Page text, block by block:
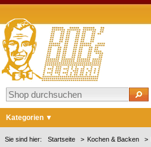
Kategorien
Markenshops
Sie sind hier: Startseite Kochen & Backen